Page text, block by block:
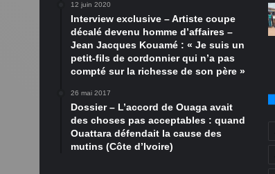
12 juin 2020
Interview exclusive – Artiste coupe
décalé devenu homme d’affaires –
Jean Jacques Kouamé : « Je suis un
petit-fils de cordonnier qui n’a pas
compté sur la richesse de son père »
26 mai 2017
Dossier – L’accord de Ouaga avait
des choses pas acceptables : quand
Ouattara défendait la cause des
mutins (Côte d’Ivoire)